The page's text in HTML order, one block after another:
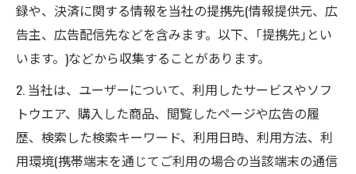
録や、決済に関する情報を当社の提携先(情報提供元、広
告主、広告配信先などを含みます。以下、｢提携先｣とい
います。)などから収集することがあります。
2. 当社は、ユーザーについて、利用したサービスやソフ
トウエア、購入した商品、閲覧したページや広告の履
歴、検索した検索キーワード、利用日時、利用方法、利
用環境(携帯端末を通じてご利用の場合の当該端末の通信